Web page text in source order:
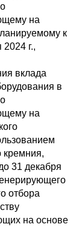
на
к
г.,
вклада
в
на
кремния,
31 декабря
отбора
на основе